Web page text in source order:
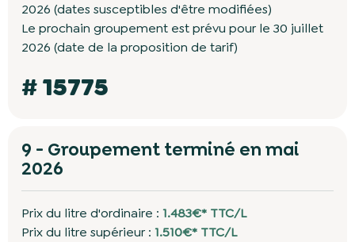
2026 (dates susceptibles d'être modifiées)
Le prochain groupement est prévu pour le 30 juillet
2026 (date de la proposition de tarif)
# 15775
9 - Groupement terminé en mai
2026
Prix du litre d'ordinaire :1.483€* TTC/L
Prix du litre supérieur :1.510€* TTC/L